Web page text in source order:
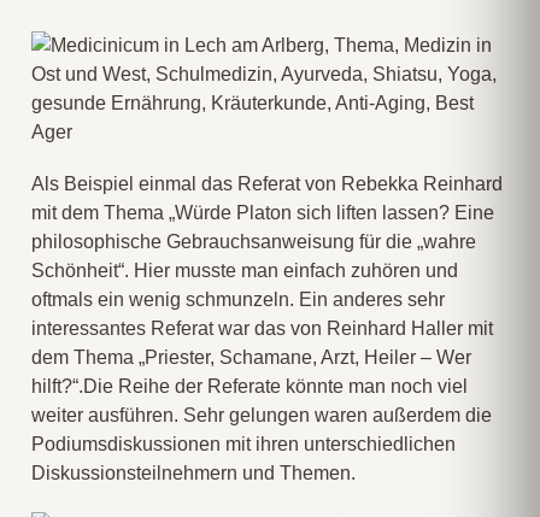
Als Beispiel einmal das Referat von Rebekka Reinhard
mit dem Thema „Würde Platon sich liften lassen? Eine
philosophische Gebrauchsanweisung für die „wahre
Schönheit“. Hier musste man einfach zuhören und
oftmals ein wenig schmunzeln. Ein anderes sehr
interessantes Referat war das von Reinhard Haller mit
dem Thema „Priester, Schamane, Arzt, Heiler – Wer
hilft?“.Die Reihe der Referate könnte man noch viel
weiter ausführen. Sehr gelungen waren außerdem die
Podiumsdiskussionen mit ihren unterschiedlichen
Diskussionsteilnehmern und Themen.